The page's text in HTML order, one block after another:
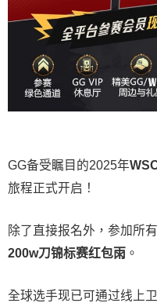
GG备受瞩目的2025年
旅程正式开启！
除了直接报名外，参加所
200w刀锦标赛红包雨 。
全球选手现已可通过线上